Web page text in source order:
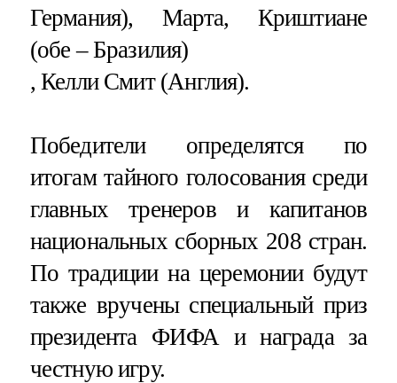
Германия), Марта, Криштиане
(обе – Бразилия)
, Келли Смит (Англия).
Победители определятся по
итогам тайного голосования среди
главных тренеров и капитанов
национальных сборных 208 стран.
По традиции на церемонии будут
также вручены специальный приз
президента ФИФА и награда за
честную игру.